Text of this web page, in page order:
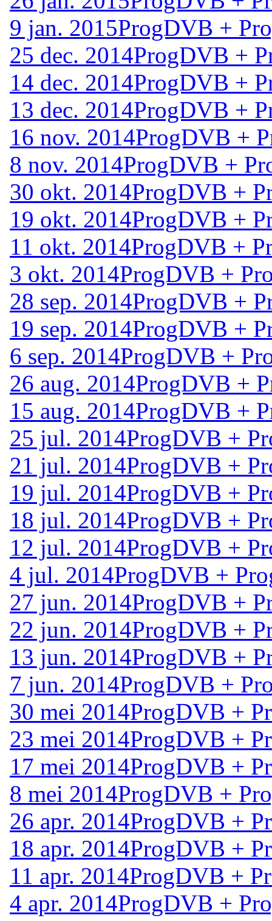
9 jan. 2015ProgDVB +
25 dec. 2014ProgDVB +
14 dec. 2014ProgDVB +
13 dec. 2014ProgDVB +
16 nov. 2014ProgDVB +
8 nov. 2014ProgDVB +
30 okt. 2014ProgDVB +
19 okt. 2014ProgDVB +
11 okt. 2014ProgDVB +
3 okt. 2014ProgDVB +
28 sep. 2014ProgDVB +
19 sep. 2014ProgDVB +
6 sep. 2014ProgDVB +
26 aug. 2014ProgDVB +
15 aug. 2014ProgDVB +
25 jul. 2014ProgDVB +
21 jul. 2014ProgDVB +
19 jul. 2014ProgDVB +
18 jul. 2014ProgDVB +
12 jul. 2014ProgDVB +
4 jul. 2014ProgDVB +
27 jun. 2014ProgDVB +
22 jun. 2014ProgDVB +
13 jun. 2014ProgDVB +
7 jun. 2014ProgDVB +
30 mei 2014ProgDVB +
23 mei 2014ProgDVB +
17 mei 2014ProgDVB +
8 mei 2014ProgDVB +
26 apr. 2014ProgDVB +
18 apr. 2014ProgDVB +
11 apr. 2014ProgDVB +
4 apr. 2014ProgDVB +